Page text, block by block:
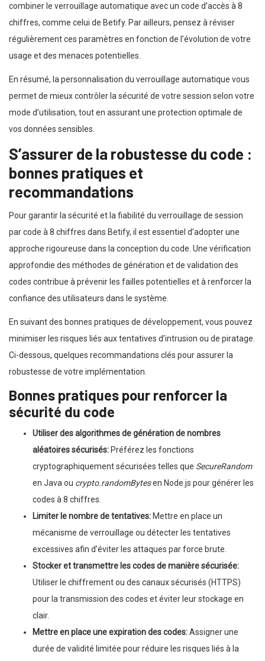
combiner le verrouillage automatique avec un code d’accès à 8
chiffres, comme celui de Betify. Par ailleurs, pensez à réviser
régulièrement ces paramètres en fonction de l’évolution de votre
usage et des menaces potentielles.
En résumé, la personnalisation du verrouillage automatique vous
permet de mieux contrôler la sécurité de votre session selon votre
mode d’utilisation, tout en assurant une protection optimale de
vos données sensibles.
S’assurer de la robustesse du code :
bonnes pratiques et
recommandations
Pour garantir la sécurité et la fiabilité du verrouillage de session
par code à 8 chiffres dans Betify, il est essentiel d’adopter une
approche rigoureuse dans la conception du code. Une vérification
approfondie des méthodes de génération et de validation des
codes contribue à prévenir les failles potentielles et à renforcer la
confiance des utilisateurs dans le système.
En suivant des bonnes pratiques de développement, vous pouvez
minimiser les risques liés aux tentatives d’intrusion ou de piratage.
Ci-dessous, quelques recommandations clés pour assurer la
robustesse de votre implémentation.
Bonnes pratiques pour renforcer la
sécurité du code
Utiliser des algorithmes de génération de nombres
aléatoires sécurisés: Préférez les fonctions
cryptographiquement sécurisées telles que SecureRandom
en Java ou crypto.randomBytesen Node.js pour générer les
codes à 8 chiffres.
Limiter le nombre de tentatives: Mettre en place un
mécanisme de verrouillage ou détecter les tentatives
excessives afin d’éviter les attaques par force brute.
Stocker et transmettre les codes de manière sécurisée:
Utiliser le chiffrement ou des canaux sécurisés (HTTPS)
pour la transmission des codes et éviter leur stockage en
clair.
Mettre en place une expiration des codes:Assigner une
durée de validité limitée pour réduire les risques liés à la